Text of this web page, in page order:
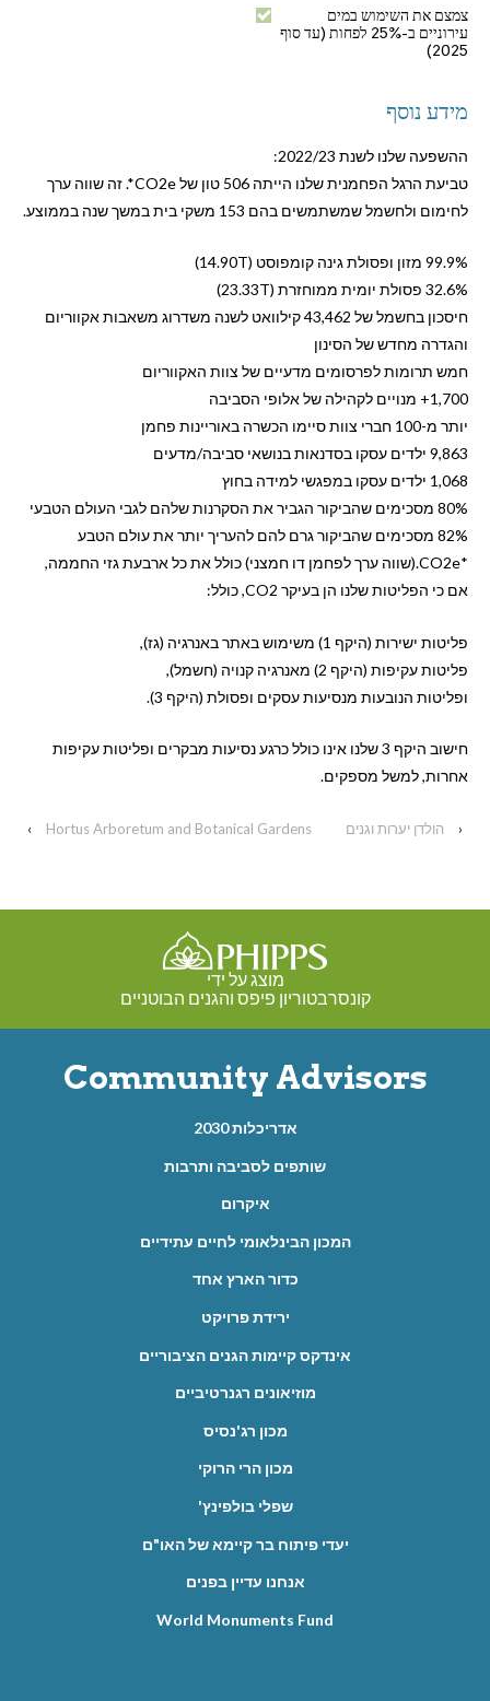
צמצם את השימוש במים
עירוניים ב-25% לפחות (עד סוף
2025)
מידע נוסף
ההשפעה שלנו לשנת 2022/23:
טביעת הרגל הפחמנית שלנו הייתה 506 טון של CO2e*. זה שווה ערך
לחימום ולחשמל שמשתמשים בהם 153 משקי בית במשך שנה בממוצע.
99.9% מזון ופסולת גינה קומפוסט (14.90T)
32.6% פסולת יומית ממוחזרת (23.33T)
חיסכון בחשמל של 43,462 קילוואט לשנה משדרוג משאבות אקווריום
והגדרה מחדש של הסינון
חמש תרומות לפרסומים מדעיים של צוות האקווריום
1,700+ מנויים לקהילה של אלופי הסביבה
יותר מ-100 חברי צוות סיימו הכשרה באוריינות פחמן
9,863 ילדים עסקו בסדנאות בנושאי סביבה/מדעים
1,068 ילדים עסקו במפגשי למידה בחוץ
80% מסכימים שהביקור הגביר את הסקרנות שלהם לגבי העולם הטבעי
82% מסכימים שהביקור גרם להם להעריך יותר את עולם הטבע
*CO2e.(שווה ערך לפחמן דו חמצני) כולל את כל ארבעת גזי החממה,
אם כי הפליטות שלנו הן בעיקר CO2, כולל:
פליטות ישירות (היקף 1) משימוש באתר באנרגיה (גז),
פליטות עקיפות (היקף 2) מאנרגיה קנויה (חשמל),
ופליטות הנובעות מנסיעות עסקים ופסולת (היקף 3).
חישוב היקף 3 שלנו אינו כולל כרגע נסיעות מבקרים ופליטות עקיפות
אחרות, למשל מספקים.
‹ הולדן יערות וגנים Hortus Arboretum and Botanical Gardens
›
מוצג על ידי
קונסרבטוריון פיפס והגנים הבוטניים
Community Advisors
אדריכלות 2030
שותפים לסביבה ותרבות
איקרום
המכון הבינלאומי לחיים עתידיים
כדור הארץ אחד
ירידת פרויקט
אינדקס קיימות הגנים הציבוריים
מוזיאונים רגנרטיביים
מכון רג'נסיס
מכון הרי הרוקי
שפלי בולפינץ'
יעדי פיתוח בר קיימא של האו"ם
אנחנו עדיין בפנים
World Monuments Fund